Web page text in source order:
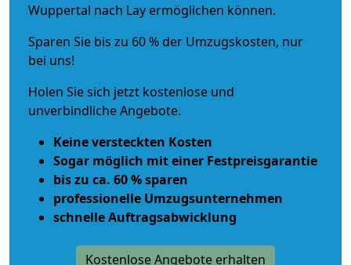
Wuppertal nach Lay ermöglichen können.
Sparen Sie bis zu 60 % der Umzugskosten, nur
bei uns!
Holen Sie sich jetzt kostenlose und
unverbindliche Angebote.
Keine versteckten Kosten
Sogar möglich mit einer Festpreisgarantie
bis zu ca. 60 % sparen
professionelle Umzugsunternehmen
schnelle Auftragsabwicklung
Kostenlose Angebote erhalten